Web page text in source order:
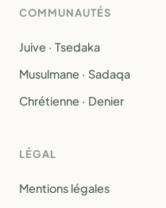
COMMUNAUTÉS
Juive · Tsedaka
Musulmane · Sadaqa
Chrétienne · Denier
LÉGAL
Mentions légales